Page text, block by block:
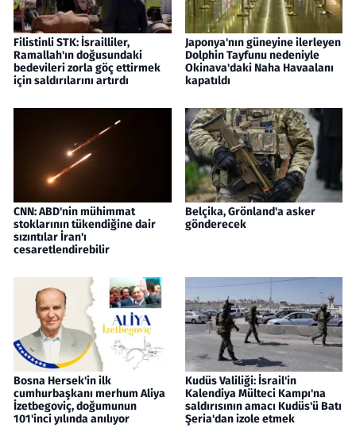
Filistinli STK: İsrailliler,
Ramallah'ın doğusundaki
bedevileri zorla göç ettirmek
için saldırılarını artırdı
Japonya'nın güneyine ilerleyen
Dolphin Tayfunu nedeniyle
Okinava'daki Naha Havaalanı
kapatıldı
CNN: ABD'nin mühimmat
stoklarının tükendiğine dair
sızıntılar İran'ı
cesaretlendirebilir
Belçika, Grönland'a asker
gönderecek
Bosna Hersek'in ilk
cumhurbaşkanı merhum Aliya
İzetbegoviç, doğumunun
101'inci yılında anılıyor
Kudüs Valiliği: İsrail'in
Kalendiya Mülteci Kampı'na
saldırısının amacı Kudüs'ü Batı
Şeria'dan izole etmek